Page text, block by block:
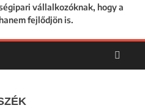
vállalkozóknak, hogy a
fejlődjön is.